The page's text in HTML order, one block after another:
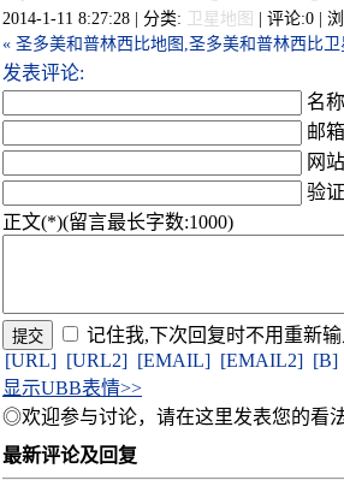
2014-1-11 8:27:28 | 分类:
卫星地图 | 评论:0 |
« 圣多美和普林西比地图,圣多美和普林西比卫
发表评论:
名
邮箱
网
验
正文(*)(留言最长字数:1000)
记住我,下次回复时不用重新
[URL] [URL2] [EMAIL] [EMAIL2] [B]
显示UBB表情>>
◎欢迎参与讨论，请在这里发表您的看
最新评论及回复